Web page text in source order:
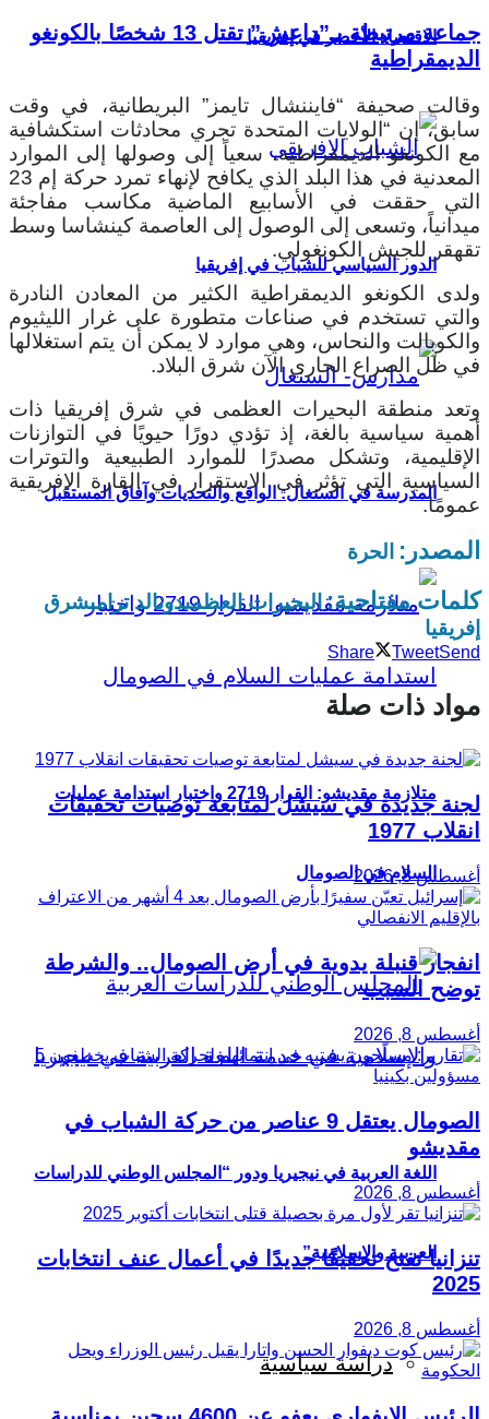
الاقتصاد الأخضر في إفريقيا
الدور السياسي للشباب في إفريقيا
المدرسة في السنغال: الواقع والتحديات وآفاق المستقبل
متلازمة مقديشو: القرار 2719 واختبار استدامة عمليات
السلام في الصومال
اللغة العربية في نيجيريا ودور “المجلس الوطني للدراسات
العربية والإسلامية”
دراسة سياسية
جماعة مرتبطة بـ”داعش” تقتل 13 شخصًا بالكونغو
الديمقراطية
وقالت صحيفة “فايننشال تايمز” البريطانية، في وقت
سابق، إن “الولايات المتحدة تجري محادثات استكشافية
مع الكونغو الديمقراطية، سعياً إلى وصولها إلى الموارد
المعدنية في هذا البلد الذي يكافح لإنهاء تمرد حركة إم 23
التي حققت في الأسابيع الماضية مكاسب مفاجئة
ميدانياً، وتسعى إلى الوصول إلى العاصمة كينشاسا وسط
تقهقر للجيش الكونغولي.
ولدى الكونغو الديمقراطية الكثير من المعادن النادرة
والتي تستخدم في صناعات متطورة على غرار الليثيوم
والكوبالت والنحاس، وهي موارد لا يمكن أن يتم استغلالها
في ظل الصراع الجاري الآن شرق البلاد.
وتعد منطقة البحيرات العظمى في شرق إفريقيا ذات
أهمية سياسية بالغة، إذ تؤدي دورًا حيويًا في التوازنات
الإقليمية، وتشكل مصدرًا للموارد الطبيعية والتوترات
السياسية التي تؤثر في الاستقرار في القارة الإفريقية
عمومًا.
المصدر: الحرة
كلمات مفتاحية: البحيرات العظمىدونالد ترامبشرق
إفريقيا
Share TweetSend
مواد ذات صلة
لجنة جديدة في سيشل لمتابعة توصيات تحقيقات
انقلاب 1977
أغسطس 8, 2026
انفجار قنبلة يدوية في أرض الصومال.. والشرطة
توضح السبب
أغسطس 8, 2026
الصومال يعتقل 9 عناصر من حركة الشباب في
مقديشو
أغسطس 8, 2026
تنزانيا تفتح تحقيقًا جديدًا في أعمال عنف انتخابات
2025
أغسطس 8, 2026